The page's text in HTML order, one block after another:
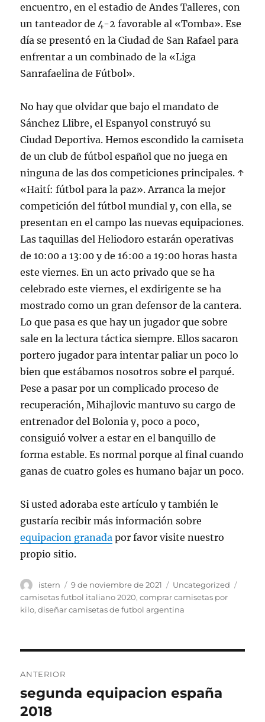
encuentro, en el estadio de Andes Talleres, con
un tanteador de 4-2 favorable al «Tomba». Ese
día se presentó en la Ciudad de San Rafael para
enfrentar a un combinado de la «Liga
Sanrafaelina de Fútbol».
No hay que olvidar que bajo el mandato de
Sánchez Llibre, el Espanyol construyó su
Ciudad Deportiva. Hemos escondido la camiseta
de un club de fútbol español que no juega en
ninguna de las dos competiciones principales. ↑
«Haití: fútbol para la paz». Arranca la mejor
competición del fútbol mundial y, con ella, se
presentan en el campo las nuevas equipaciones.
Las taquillas del Heliodoro estarán operativas
de 10:00 a 13:00 y de 16:00 a 19:00 horas hasta
este viernes. En un acto privado que se ha
celebrado este viernes, el exdirigente se ha
mostrado como un gran defensor de la cantera.
Lo que pasa es que hay un jugador que sobre
sale en la lectura táctica siempre. Ellos sacaron
portero jugador para intentar paliar un poco lo
bien que estábamos nosotros sobre el parqué.
Pese a pasar por un complicado proceso de
recuperación, Mihajlovic mantuvo su cargo de
entrenador del Bolonia y, poco a poco,
consiguió volver a estar en el banquillo de
forma estable. Es normal porque al final cuando
ganas de cuatro goles es humano bajar un poco.
Si usted adoraba este artículo y también le
gustaría recibir más información sobre
equipacion granada por favor visite nuestro
propio sitio.
Autor
istern
Publicado
el
9 de noviembre de 2021 Categorías
Uncategorized
camisetas futbol italiano 2020,comprar camisetas por
kilo,diseñar camisetas de futbol argentina
de
entradas
ANTERIOR
Entrada
anterior:
segunda equipacion españa
2018